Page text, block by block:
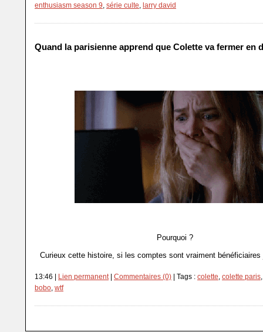
enthusiasm season 9, série culte, larry david
Quand la parisienne apprend que Colette va fermer en
Pourquoi ?
Curieux cette histoire, si les comptes sont vraiment bénéficiaires
13:46 | Lien permanent| Commentaires (0) | Tags : colette, colette paris
bobo, wtf